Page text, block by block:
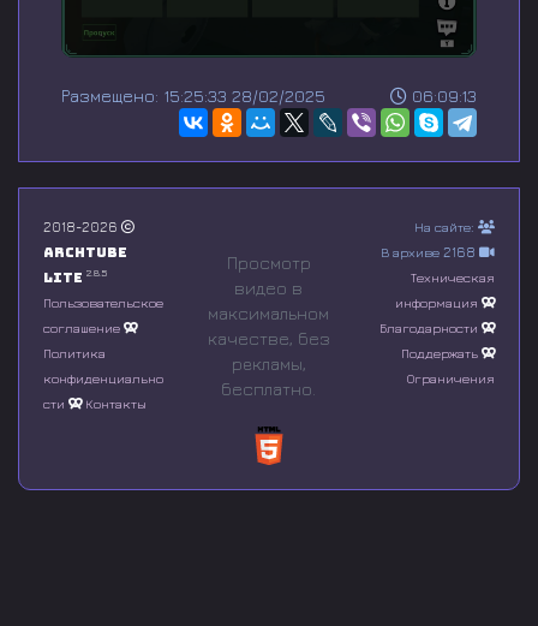
e
n
o
f
0
s
o
n
d
06:09:13
Размещено: 15:25:33 28/02/2025
2018-2026
Archtube
Lite 2.8.5
Пользовательское
соглашение
Политика
конфиденциально
сти
Контакты
Просмотр
видео в
максимальном
качестве, без
рeкламы,
бесплатно.
На сайте:
В архиве 2168
Техническая
информация
Благодарности
Поддержать
Ограничения